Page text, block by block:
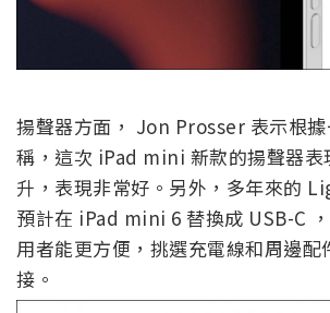
揚聲器方面， Jon Prosser 表示根
稱，這次 iPad mini 新款的揚聲器表
升，表現非常好。另外，多年來的
預計在 iPad mini 6 替換成 USB-C
用者能更方便，挑選充電線和周邊配
接。